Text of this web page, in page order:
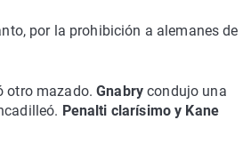
por la prohibición a alemanes de
otro mazado.Gnabrycondujo una
Penalti clarísimo y Kane